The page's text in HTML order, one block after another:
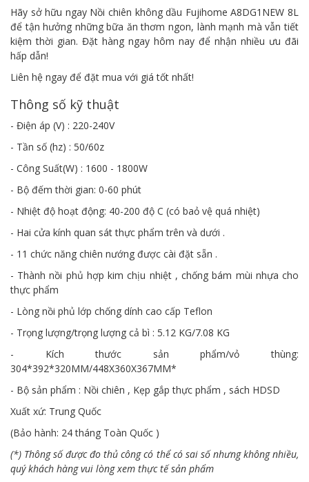
Hãy sở hữu ngay Nồi chiên không dầu Fujihome A8DG1NEW 8L
để tận hưởng những bữa ăn thơm ngon, lành mạnh mà vẫn tiết
kiệm thời gian. Đặt hàng ngay hôm nay để nhận nhiều ưu đãi
hấp dẫn!
Liên hệ ngay để đặt mua với giá tốt nhất!
Thông số kỹ thuật
- Điện áp (V) : 220-240V
- Tần số (hz) : 50/60z
- Công Suất(W) : 1600 - 1800W
- Bộ đếm thời gian: 0-60 phút
- Nhiệt độ hoạt động: 40-200 độ C (có baỏ vệ quá nhiệt)
- Hai cửa kính quan sát thực phẩm trên và dưới .
- 11 chức năng chiên nướng được cài đặt sẵn .
- Thành nồi phủ hợp kim chịu nhiệt , chống bám mùi nhựa cho
thực phẩm
- Lòng nồi phủ lớp chống dính cao cấp Teflon
- Trọng lượng/trọng lượng cả bì : 5.12 KG/7.08 KG
- Kích thước sản phẩm/vỏ thùng:
304*392*320MM/448X360X367MM*
- Bộ sản phẩm : Nồi chiên , Kẹp gắp thực phẩm , sách HDSD
Xuất xứ: Trung Quốc
(Bảo hành: 24 tháng Toàn Quốc )
(*) Thông số được đo thủ công có thể có sai số nhưng không nhiều,
quý khách hàng vui lòng xem thực tế sản phẩm